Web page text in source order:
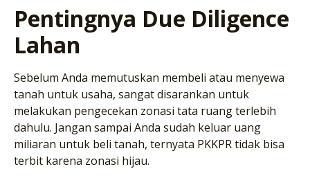
Pentingnya Due Diligence
Lahan
Sebelum Anda memutuskan membeli atau menyewa
tanah untuk usaha, sangat disarankan untuk
melakukan pengecekan zonasi tata ruang terlebih
dahulu. Jangan sampai Anda sudah keluar uang
miliaran untuk beli tanah, ternyata PKKPR tidak bisa
terbit karena zonasi hijau.